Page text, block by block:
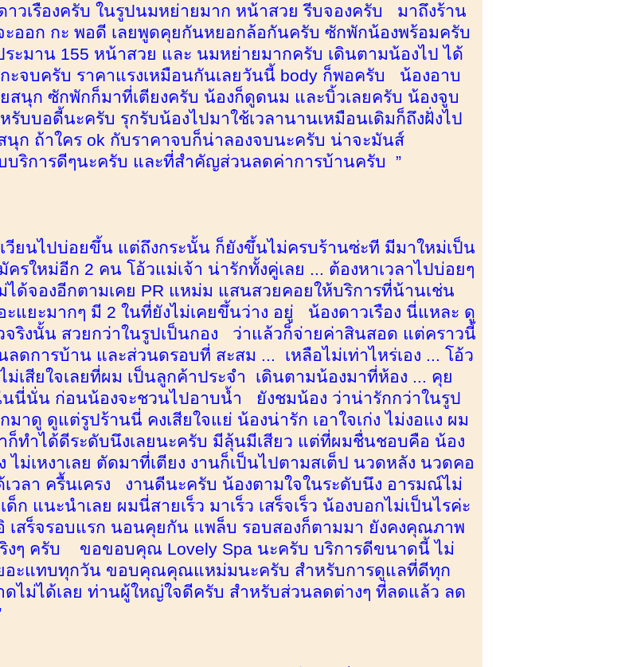
วเรืองครับ ในรูปนมหย่ายมาก หน้าสวย รีบจองครับ มาถึงร้าน
ออก กะ พอดี เลยพูดคุยกันหยอกล้อกันครับ ซักพักน้องพร้อมครับ
ระมาน 155 หน้าสวย และ นมหย่ายมากครับ เดินตามน้องไป ได้
จบครับ ราคาแรงเหมือนกันเลยวันนี้ body ก็พอครับ น้องอาบ
สนุก ซักพักก็มาที่เตียงครับ น้องก็ดูดนม และบิ้วเลยครับ น้องจูบ
รับบอดี้นะครับ รุกรับน้องไปมาใช้เวลานานเหมือนเดิมก็ถึงฝั่งไป
ก ถ้าใคร ok กับราคาจบก็น่าลองจบนะครับ น่าจะมันส์
ริการดีๆนะครับ และที่สำคัญส่วนลดค่าการบ้านครับ ”
เวียนไปบ่อยขึ้น แต่ถึงกระนั้น ก็ยังขึ้นไม่ครบร้านซ่ะที มีมาใหม่เป็น
รใหม่อีก 2 คน โอ้วแม่เจ้า น่ารักทั้งคู่เลย ... ต้องหาเวลาไปบ่อยๆ
ด้จองอีกตามเคย PR แหม่ม แสนสวยคอยให้บริการที่น้านเช่น
ะแยะมากๆ มี 2 ในที่ยังไม่เคยขึ้นว่าง อยู่ น้องดาวเรือง นี่แหละ ดู
จริงนั้น สวยกว่าในรูปเป็นกอง ว่าแล้วก็จ่ายค่าสินสอด แต่คราวนี้
ดการบ้าน และส่วนดรอบที่ สะสม ... เหลือไม่เท่าไหร่เอง ... โอ้ว
ม่เสียใจเลยที่ผม เป็นลูกค้าประจำ เดินตามน้องมาที่ห้อง ... คุย
นนี่นั่น ก่อนน้องจะชวนไปอาบน้ำ ยังชมน้อง ว่าน่ารักกว่าในรูป
าดู ดูแต่รูปร้านนี่ คงเสียใจแย่ น้องน่ารัก เอาใจเก่ง ไม่งอแง ผม
ก็ทำได้ดีระดับนึงเลยนะครับ มีลุ้นมีเสียว แต่ที่ผมชื่นชอบคือ น้อง
ไม่เหงาเลย ตัดมาที่เตียง งานก็เป็นไปตามสเต็ป นวดหลัง นวดคอ
วลา ครื้นเครง งานดีนะครับ น้องตามใจในระดับนึง อารมณ์ไม่
ก แนะนำเลย ผมนี่สายเร็ว มาเร็ว เสร็จเร็ว น้องบอกไม่เป็นไรค่ะ
เสร็จรอบแรก นอนคุยกัน แพล็บ รอบสองก็ตามมา ยังคงคุณภาพ
งๆ ครับ ขอขอบคุณ Lovely Spa นะครับ บริการดีขนาดนี้ ไม่
ยอะแทบทุกวัน ขอบคุณคุณแหม่มนะครับ สำหรับการดูแลที่ดีทุก
ไม่ได้เลย ท่านผู้ใหญ่ใจดีครับ สำหรับส่วนลดต่างๆ ที่ลดแล้ว ลด